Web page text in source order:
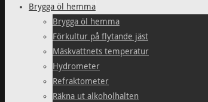
Brygga öl hemma
Brygga öl hemma
Förkultur på flytande jäst
Mäskvattnets temperatur
Hydrometer
Refraktometer
Räkna ut alkoholhalten